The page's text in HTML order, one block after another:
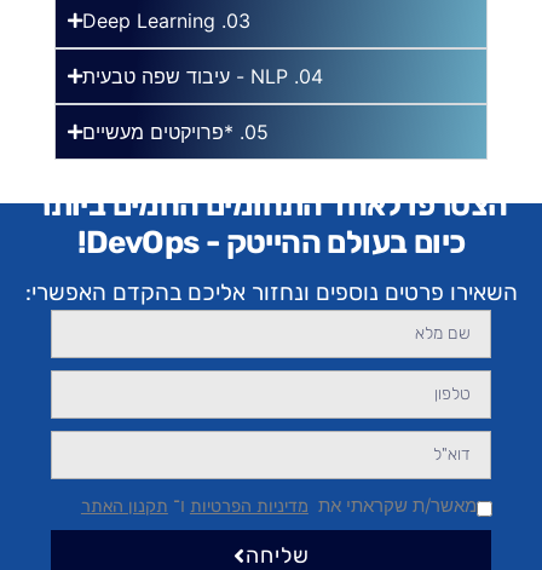
Deep Learning .03
04. NLP - עיבוד שפה טבעית
05. *פרויקטים מעשיים
הצטרפו לאחד התחומים החמים ביותר
כיום בעולם ההייטק - DevOps!
השאירו פרטים נוספים ונחזור אליכם בהקדם האפשרי:
מאשר/ת שקראתי את מדיניות הפרטיות ו־ תקנון האתר
שליחה